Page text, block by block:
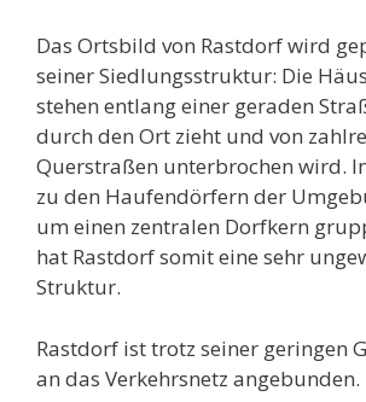
Das Ortsbild von Rastdorf wird
seiner Siedlungsstruktur: Die
stehen entlang einer geraden
durch den Ort zieht und von
Querstraßen unterbrochen wird.
zu den Haufendörfern der
um einen zentralen Dorfkern
hat Rastdorf somit eine sehr
Struktur.
Rastdorf ist trotz seiner geringen
an das Verkehrsnetz